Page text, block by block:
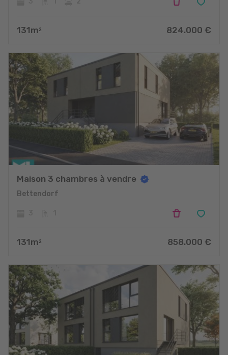
131m 2 824.000 €
Maison 3 chambres à vendre
Bettendorf
131m 2 858.000 €